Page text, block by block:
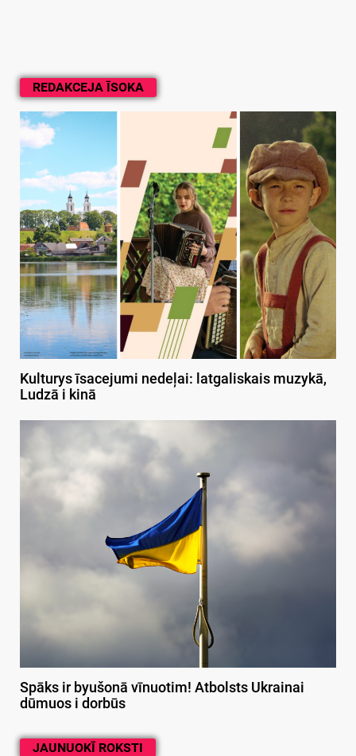
REDAKCEJA ĪSOKA
Kulturys īsacejumi nedeļai: latgaliskais muzykā,
Ludzā i kinā
Spāks ir byušonā vīnuotim! Atbolsts Ukrainai
dūmuos i dorbūs
JAUNUOKĪ ROKSTI